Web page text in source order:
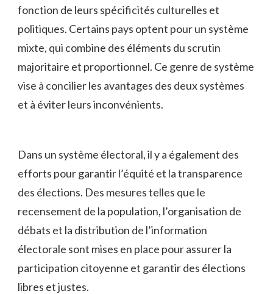
fonction de ​leurs‌ spécificités culturelles⁢ et
politiques.⁢ Certains pays optent pour un système
mixte,‍ qui combine des éléments du scrutin
⁢majoritaire ‌et proportionnel. Ce genre de système
vise à concilier les avantages⁢ des deux systèmes
et à éviter leurs inconvénients.
Dans⁣ un système électoral, ⁤il y a également ‌des
efforts​ pour⁤ garantir ⁤l’équité et la transparence
des⁢ élections. Des mesures telles‍ que le
recensement de la population, l’organisation‌ de
débats​ et la distribution de l’information
électorale sont mises en place pour assurer la
⁢participation citoyenne et garantir ‌des ⁤élections
libres et‍ justes.